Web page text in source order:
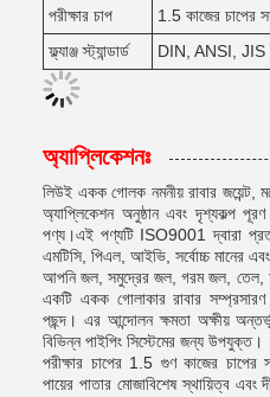
পরীক্ষার চাপ
1.5 কাজের চাপের
ফ্ল্যাঞ্জ স্ট্যান্ডার্ড
DIN, ANSI, JIS
অ্যাপ্লিকেশনঃ
লিউই একক গোলক নমনীয় রাবার
অ্যাপ্লিকেশন অনুষ্ঠান এবং দৃশ্যকল্প
পণ্য।এই পণ্যটি ISO9001 দ্বারা
এমটিসি, পিএল, আইভি, সর্বোচ্চ মানের
আপনি জল, সমুদ্রের জল, গরম জল, তেল,
একটি একক গোলাকার রাবার
পছন্দ। এর আন্দোলন ক্ষমতা অক্ষীয়
বিভিন্ন পাইপিং সিস্টেমের জন্য উপযুক্ত।
পরীক্ষার চাপের 1.5 গুণ কাজের
পায়ের পাতার মোজাবিশেষ স্থায়িত্ব এবং